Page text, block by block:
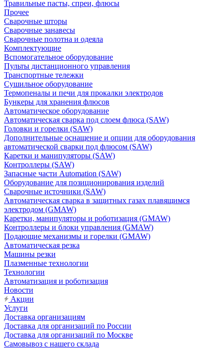
Травильные пасты, спреи, флюсы
Прочее
Сварочные шторы
Сварочные занавесы
Сварочные полотна и одеяла
Комплектующие
Вспомогательное оборудование
Пульты дистанционного управления
Транспортные тележки
Сушильное оборудование
Термопеналы и печи для прокалки электродов
Бункеры для хранения флюсов
Автоматическое оборудование
Автоматическая сварка под слоем флюса (SAW)
Головки и горелки (SAW)
Дополнительные оснащение и опции для оборудования
автоматической сварки под флюсом (SAW)
Каретки и манипуляторы (SAW)
Контроллеры (SAW)
Запасные части Automation (SAW)
Оборудование для позиционирования изделий
Сварочные источники (SAW)
Автоматическая сварка в защитных газах плавящимся
электродом (GMAW)
Каретки, манипуляторы и роботизация (GMAW)
Контроллеры и блоки управления (GMAW)
Подающие механизмы и горелки (GMAW)
Автоматическая резка
Машины резки
Плазменные технологии
Технологии
Автоматизация и роботизация
Новости
Акции
Услуги
Доставка организациям
Доставка для организаций по России
Доставка для организаций по Москве
Самовывоз с нашего склада